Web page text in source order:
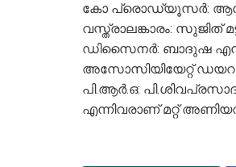
കോ പ്രൊഡ്യൂസർ: ആൻസൺ
വസ്ത്രാലങ്കാരം: സുജിത്
ഡിസൈനർ: ബാദുഷ എന്‍
അസോസിയിയേറ്റ്
പി.ആർ.ഒ:
എന്നിവരാണ് മറ്റ്